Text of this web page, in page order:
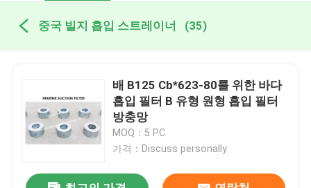
중국 빌지 흡입 스트레이너 (35)
배 B125 Cb*623-80를 위한 바다
흡입 필터 B 유형 원형 흡입 필터
방충망
MOQ：5 PC
가격：Discuss personally